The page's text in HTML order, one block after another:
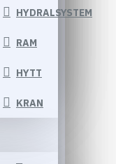
HYDRALSYSTEM
RAM
HYTT
KRAN